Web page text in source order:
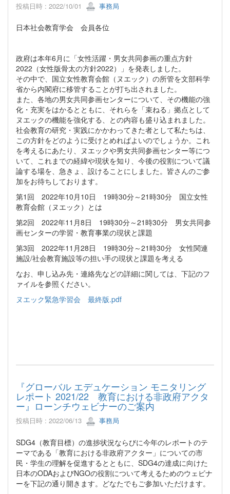
投稿日時 : 2022/10/01 事務局
日本社会教育学会 会員各位
政府は本年6月に「女性活躍・男女共同参画の重点方針
2022（女性版骨太の方針2022）」を発表しました。
その中で、国立女性教育会館（ヌエック）の所管を文部科学
省から内閣府に移管することが打ち出されました。
また、各地の男女共同参画センターについて、その機能の強
化・充実をはかるとともに、それらを「束ねる」拠点として
ヌエックの機能を強化する、との内容も盛り込まれました。
社会教育の研究・実践にかかわってきた者として私たちは、
この方針をどのように受けとめればよいのでしょうか。これ
を考えるにあたり、ヌエックや男女共同参画センター等につ
いて、これまでの経緯や現状を知り、今後の役割について議
論する場を、急きょ、設けることにしました。皆さんのご参
加をお待ちしております。
第1回 2022年10月10日 19時30分～21時30分 国立女性
教育会館（ヌエック）とは
第2回 2022年11月8日 19時30分～21時30分 男女共同参
画センターの学習・教育事業の現状と課題
第3回 2022年11月28日 19時30分～21時30分 女性関連
施設/社会教育施設等の担い手の現状と課題を考える
なお、申し込み先・連絡先などの詳細に関しては、下記のフ
ァイルを参照ください。
ヌエック緊急学習会 最終版.pdf
『グローバル エデュケーション モニタリング
レポート 2021/22 教育における非政府アクタ
ー』ローンチウェビナーのご案内
投稿日時 : 2022/06/13 事務局
SDG4（教育目標）の進捗状況ならびに今年のレポートのテ
ーマである「教育における非政府アクター」についての市
民・学生の理解を促進するとともに、SDG4の達成に向けた
日本のODAおよびNGOの役割について考えるためのウェビナ
ーを下記の通り開きます。どなたでもご参加いただけます。